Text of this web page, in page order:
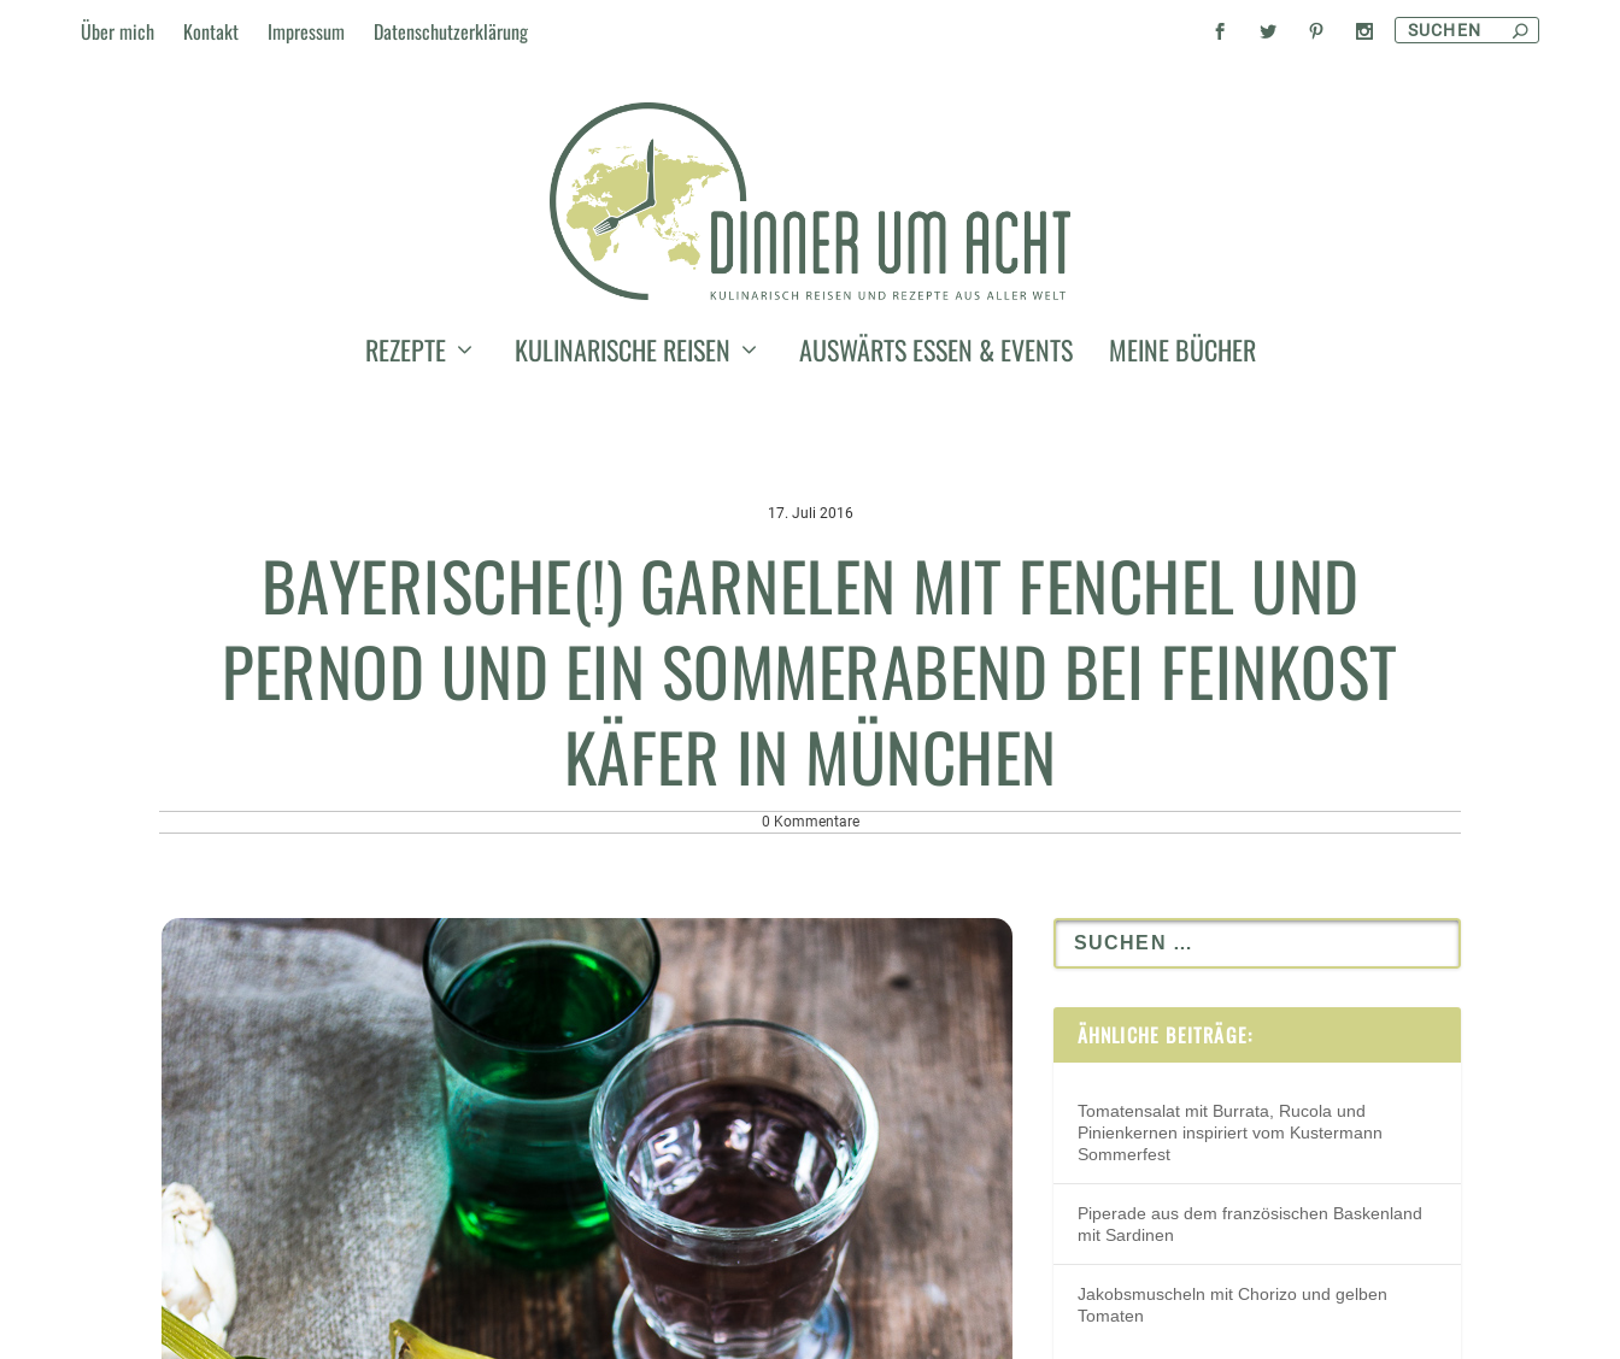
Über mich Kontakt Impressum Datenschutzerklärung
REZEPTE KULINARISCHE REISEN AUSWÄRTS ESSEN & EVENTS MEINE BÜCHER
17. Juli 2016
BAYERISCHE(!) GARNELEN MIT FENCHEL UND
PERNOD UND EIN SOMMERABEND BEI FEINKOST
KÄFER IN MÜNCHEN
0 Kommentare
ÄHNLICHE BEITRÄGE:
Tomatensalat mit Burrata, Rucola und
Pinienkernen inspiriert vom Kustermann
Sommerfest
Piperade aus dem französischen Baskenland
mit Sardinen
Jakobsmuscheln mit Chorizo und gelben
Tomaten